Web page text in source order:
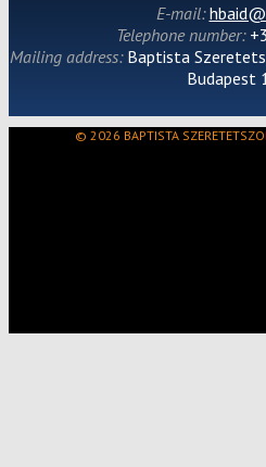
E-mail:
Telephone number:
Mailing address: Baptista
Budapest
© 2026 BAPTISTA